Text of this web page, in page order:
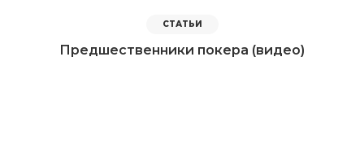
СТАТЬИ
Предшественники покера (видео)